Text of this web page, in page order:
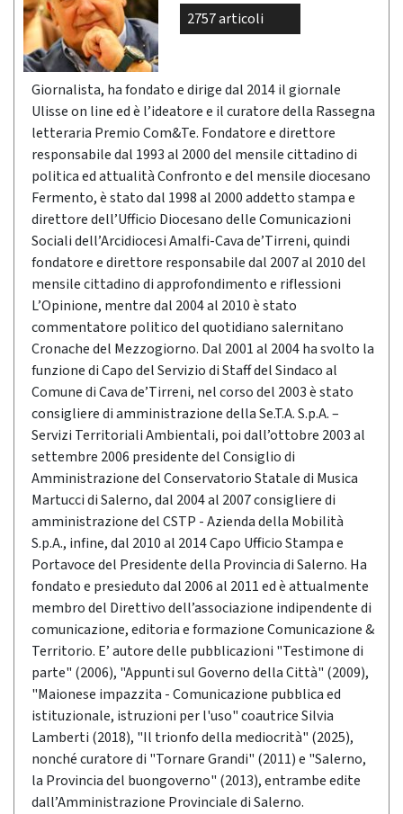
2757 articoli
Giornalista, ha fondato e dirige dal 2014 il giornale
Ulisse on line ed è l’ideatore e il curatore della Rassegna
letteraria Premio Com&Te. Fondatore e direttore
responsabile dal 1993 al 2000 del mensile cittadino di
politica ed attualità Confronto e del mensile diocesano
Fermento, è stato dal 1998 al 2000 addetto stampa e
direttore dell’Ufficio Diocesano delle Comunicazioni
Sociali dell’Arcidiocesi Amalfi-Cava de’Tirreni, quindi
fondatore e direttore responsabile dal 2007 al 2010 del
mensile cittadino di approfondimento e riflessioni
L’Opinione, mentre dal 2004 al 2010 è stato
commentatore politico del quotidiano salernitano
Cronache del Mezzogiorno. Dal 2001 al 2004 ha svolto la
funzione di Capo del Servizio di Staff del Sindaco al
Comune di Cava de’Tirreni, nel corso del 2003 è stato
consigliere di amministrazione della Se.T.A. S.p.A. –
Servizi Territoriali Ambientali, poi dall’ottobre 2003 al
settembre 2006 presidente del Consiglio di
Amministrazione del Conservatorio Statale di Musica
Martucci di Salerno, dal 2004 al 2007 consigliere di
amministrazione del CSTP - Azienda della Mobilità
S.p.A., infine, dal 2010 al 2014 Capo Ufficio Stampa e
Portavoce del Presidente della Provincia di Salerno. Ha
fondato e presieduto dal 2006 al 2011 ed è attualmente
membro del Direttivo dell’associazione indipendente di
comunicazione, editoria e formazione Comunicazione &
Territorio. E’ autore delle pubblicazioni "Testimone di
parte" (2006), "Appunti sul Governo della Città" (2009),
"Maionese impazzita - Comunicazione pubblica ed
istituzionale, istruzioni per l'uso" coautrice Silvia
Lamberti (2018), "Il trionfo della mediocrità" (2025),
nonché curatore di "Tornare Grandi" (2011) e "Salerno,
la Provincia del buongoverno" (2013), entrambe edite
dall’Amministrazione Provinciale di Salerno.